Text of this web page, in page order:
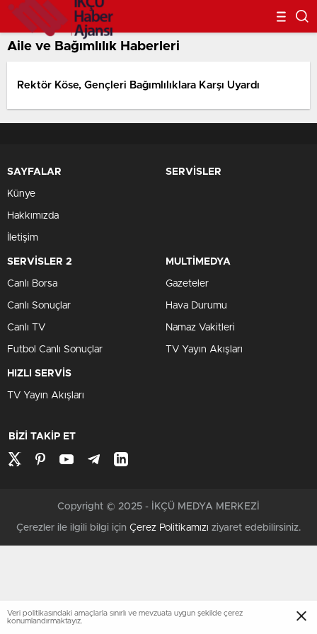
Aile ve Bağımlılık Haberleri
Rektör Köse, Gençleri Bağımlılıklara Karşı Uyardı
SAYFALAR
Künye
Hakkımızda
İletişim
SERVİSLER
SERVİSLER 2
Canlı Borsa
Canlı Sonuçlar
Canlı TV
Futbol Canlı Sonuçlar
MULTİMEDYA
Gazeteler
Hava Durumu
Namaz Vakitleri
TV Yayın Akışları
HIZLI SERVİS
TV Yayın Akışları
BİZİ TAKİP ET
Copyright © 2025 - İKÇÜ MEDYA MERKEZİ
Çerezler ile ilgili bilgi için Çerez Politikamızı ziyaret edebilirsiniz.
Veri politikasındaki amaçlarla sınırlı ve mevzuata uygun şekilde çerez
konumlandırmaktayız.